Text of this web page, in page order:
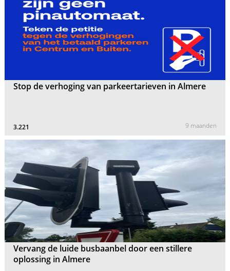
Stop de verhoging van parkeertarieven in Almere
3.221 9 maanden
Vervang de luide busbaanbel door een stillere
oplossing in Almere